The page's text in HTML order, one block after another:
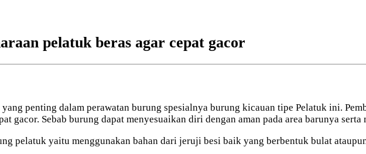
pelatuk beras agar cepat gacor
penting dalam perawatan burung spesialnya burung kicauan tipe Pelatuk ini.
gacor. Sebab burung dapat menyesuaikan diri dengan aman pada area barunya
pelatuk yaitu menggunakan bahan dari jeruji besi baik yang berbentuk bulat